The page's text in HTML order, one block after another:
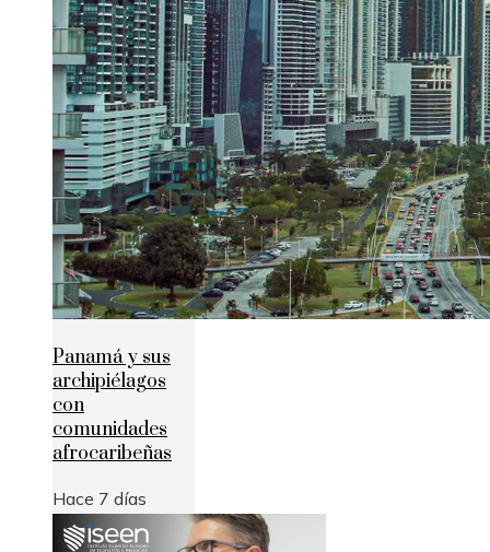
Panamá y sus
archipiélagos
con
comunidades
afrocaribeñas
Hace 7 días